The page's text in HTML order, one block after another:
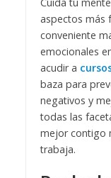
aspectos más
conveniente
emocionales
acudir a
baza para
negativos y
todas las
mejor contigo
trabaja.